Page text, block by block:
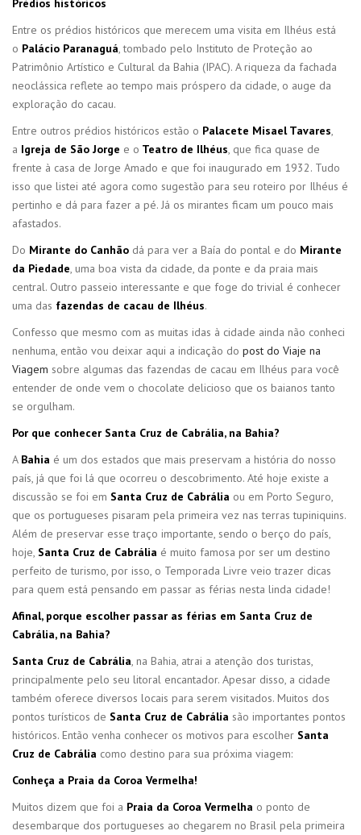
Prédios históricos
Entre os prédios históricos que merecem uma visita em Ilhéus está
o Palácio Paranaguá, tombado pelo Instituto de Proteção ao
Patrimônio Artístico e Cultural da Bahia (IPAC). A riqueza da fachada
neoclássica reflete ao tempo mais próspero da cidade, o auge da
exploração do cacau.
Entre outros prédios históricos estão o Palacete Misael Tavares,
a Igreja de São Jorge e o Teatro de Ilhéus, que fica quase de
frente à casa de Jorge Amado e que foi inaugurado em 1932. Tudo
isso que listei até agora como sugestão para seu roteiro por Ilhéus é
pertinho e dá para fazer a pé. Já os mirantes ficam um pouco mais
afastados.
Do Mirante do Canhão dá para ver a Baía do pontal e do Mirante
da Piedade, uma boa vista da cidade, da ponte e da praia mais
central. Outro passeio interessante e que foge do trivial é conhecer
uma das fazendas de cacau de Ilhéus.
Confesso que mesmo com as muitas idas à cidade ainda não conheci
nenhuma, então vou deixar aqui a indicação do post do Viaje na
Viagem sobre algumas das fazendas de cacau em Ilhéus para você
entender de onde vem o chocolate delicioso que os baianos tanto
se orgulham.
Por que conhecer Santa Cruz de Cabrália, na Bahia?
A Bahia é um dos estados que mais preservam a história do nosso
país, já que foi lá que ocorreu o descobrimento. Até hoje existe a
discussão se foi em Santa Cruz de Cabrália ou em Porto Seguro,
que os portugueses pisaram pela primeira vez nas terras tupiniquins.
Além de preservar esse traço importante, sendo o berço do país,
hoje, Santa Cruz de Cabrália é muito famosa por ser um destino
perfeito de turismo, por isso, o Temporada Livre veio trazer dicas
para quem está pensando em passar as férias nesta linda cidade!
Afinal, porque escolher passar as férias em Santa Cruz de
Cabrália, na Bahia?
Santa Cruz de Cabrália, na Bahia, atrai a atenção dos turistas,
principalmente pelo seu litoral encantador. Apesar disso, a cidade
também oferece diversos locais para serem visitados. Muitos dos
pontos turísticos de Santa Cruz de Cabrália são importantes pontos
históricos. Então venha conhecer os motivos para escolher Santa
Cruz de Cabrália como destino para sua próxima viagem:
Conheça a Praia da Coroa Vermelha!
Muitos dizem que foi a Praia da Coroa Vermelha o ponto de
desembarque dos portugueses ao chegarem no Brasil pela primeira